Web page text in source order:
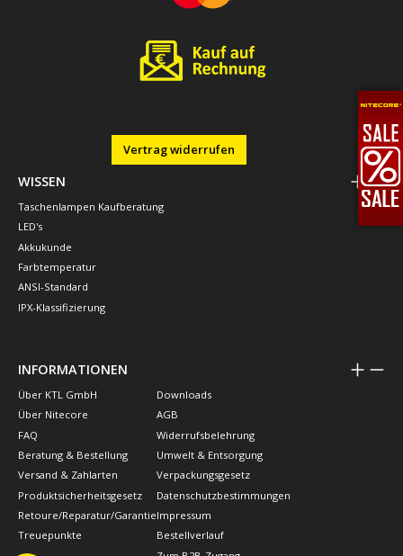
Vertrag widerrufen
WISSEN
Taschenlampen Kaufberatung
LED's
Akkukunde
Farbtemperatur
ANSI-Standard
IPX-Klassifizierung
INFORMATIONEN
Über KTL GmbH
Über Nitecore
FAQ
Beratung & Bestellung
Versand & Zahlarten
Produktsicherheitsgesetz
Retoure/Reparatur/Garantie
Treuepunkte
Downloads
AGB
Widerrufsbelehrung
Umwelt & Entsorgung
Verpackungsgesetz
Datenschutzbestimmungen
Impressum
Bestellverlauf